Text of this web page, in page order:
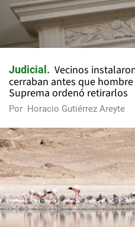
Judicial
Vecinos
cerraban antes que
Suprema ordenó retirarlos
Por Horacio Gutiérrez Areyte